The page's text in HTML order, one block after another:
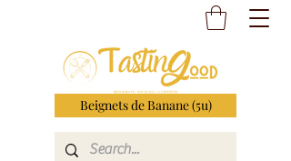
Beignets de Banane (5u)